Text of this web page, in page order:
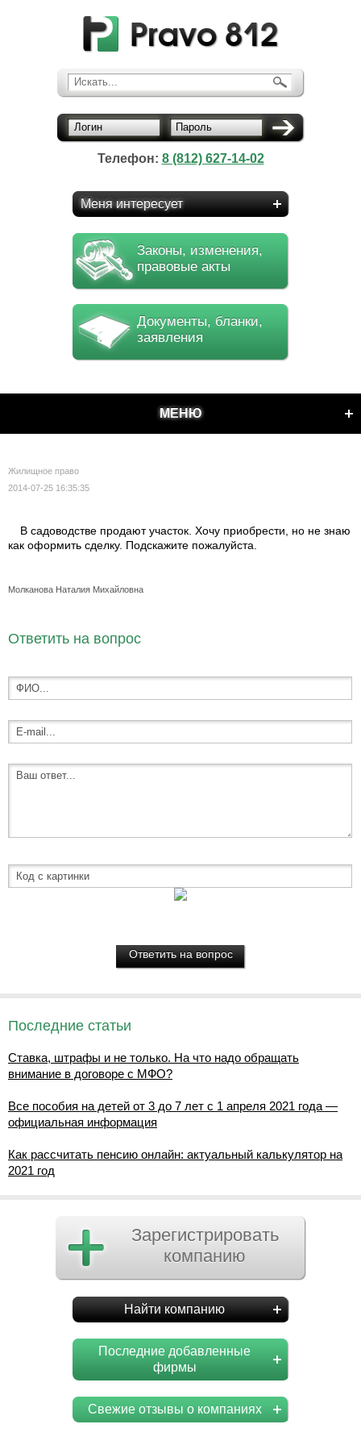
Искать...
Логин Пароль
Телефон: 8 (812) 627-14-02
Меня интересует
Законы, изменения,
правовые акты
Документы, бланки,
заявления
МЕНЮ
Жилищное право
2014-07-25 16:35:35
В садоводстве продают участок. Хочу приобрести, но не знаю
как оформить сделку. Подскажите пожалуйста.
Молканова Наталия Михайловна
Ответить на вопрос
Последние статьи
Ставка, штрафы и не только. На что надо обращать
внимание в договоре с МФО?
Все пособия на детей от 3 до 7 лет с 1 апреля 2021 года —
официальная информация
Как рассчитать пенсию онлайн: актуальный калькулятор на
2021 год
Зарегистрировать
компанию
Найти компанию
Последние добавленные
фирмы
Свежие отзывы о компаниях